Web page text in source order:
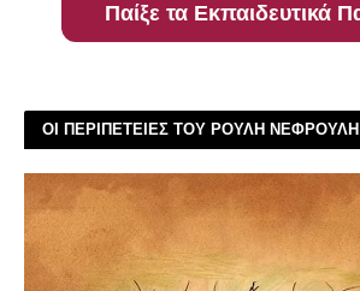
Παίξε τα Εκπαιδευτικά
ΟΙ ΠΕΡΙΠΕΤΕΙΕΣ ΤΟΥ ΡΟΥΛΗ ΝΕΦΡΟΥΛΗ